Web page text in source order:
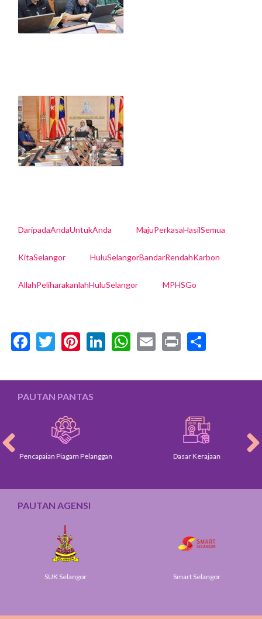
DaripadaAndaUntukAnda MajuPerkasaHasilSemua
KitaSelangor HuluSelangorBandarRendahKarbon
AllahPeliharakanlahHuluSelangor MPHSGo
Facebook
Twitter
Pinterest
LinkedIn
WhatsApp
Email
Print
PAUTAN PANTAS
Pencapaian Piagam Pelanggan Dasar Kerajaan
PAUTAN AGENSI
SUK Selangor Smart Selangor